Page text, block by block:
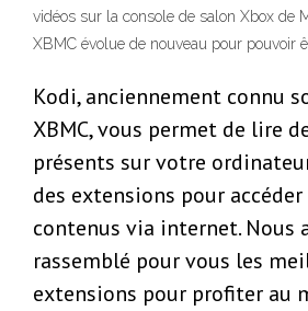
vidéos sur la console de salon Xbox de
XBMC évolue de nouveau pour pouvoir
Kodi, anciennement connu
XBMC, vous permet de lire
présents sur votre
des extensions pour
contenus via internet. Nous
rassemblé pour vous les
extensions pour profiter au